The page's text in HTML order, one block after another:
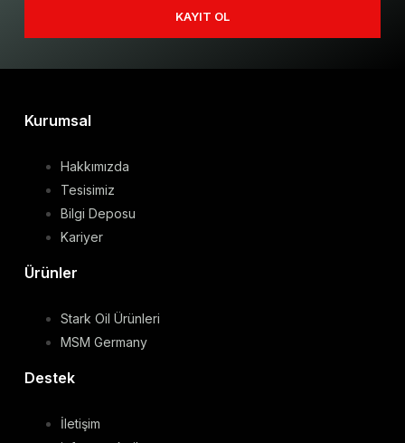
KAYIT OL
Kurumsal
Hakkımızda
Tesisimiz
Bilgi Deposu
Kariyer
Ürünler
Stark Oil Ürünleri
MSM Germany
Destek
İletişim